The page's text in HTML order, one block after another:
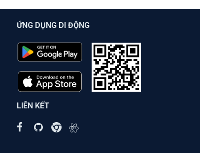
ỨNG DỤNG DI ĐỘNG
LIÊN KẾT